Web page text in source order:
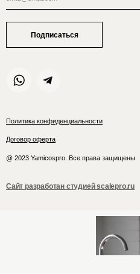
Политика конфиденциальности
Договор оферта
@ 2023 Yamicospro. Все права защищены
Сайт разработан студией scalepro.ru
Подписаться